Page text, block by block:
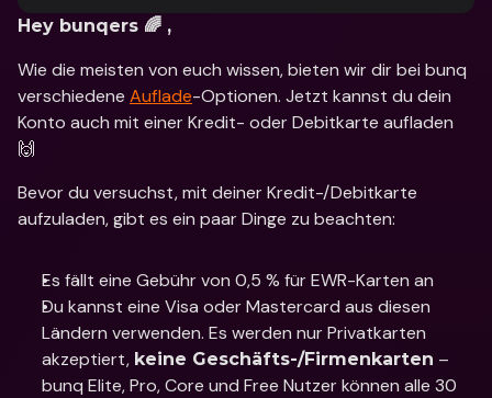
Hey bunqers 🌈 ,
Wie die meisten von euch wissen, bieten wir dir bei bunq
verschiedene Auflade-Optionen. Jetzt kannst du dein
Konto auch mit einer Kredit- oder Debitkarte aufladen
🙌
Bevor du versuchst, mit deiner Kredit-/Debitkarte
aufzuladen, gibt es ein paar Dinge zu beachten:
Es fällt eine Gebühr von 0,5 % für EWR-Karten an
Du kannst eine Visa oder Mastercard aus diesen
Ländern verwenden. Es werden nur Privatkarten
akzeptiert, keine Geschäfts-/Firmenkarten –
bunq Elite, Pro, Core und Free Nutzer können alle 30